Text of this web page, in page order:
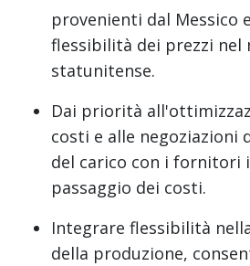
provenienti dal Messico
flessibilità dei prezzi nel
statunitense.
Dai priorità
costi e alle negoziazioni
del carico con i fornitori
passaggio dei costi.
Integrare flessibilità
della produzione,